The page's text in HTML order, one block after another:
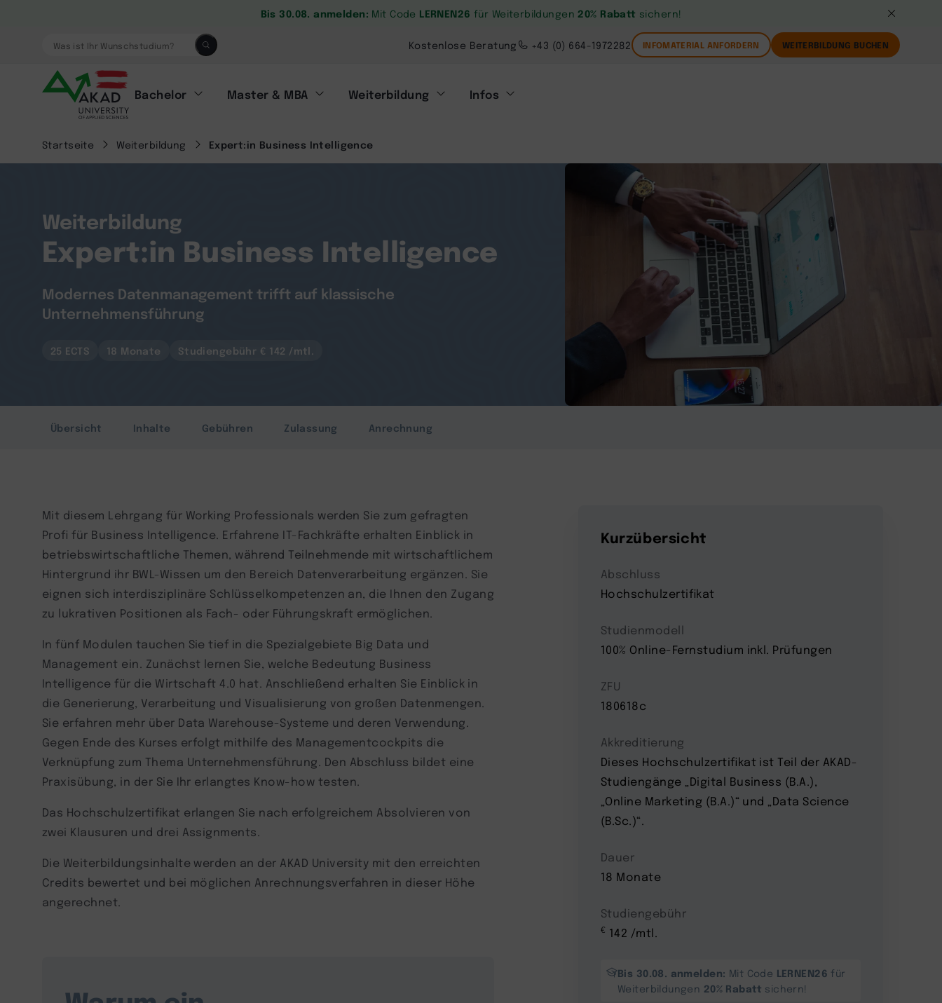
Bis 30.08. anmelden: Mit Code LERNEN26 für Weiterbildungen20% Rabatt sichern!
Was ist Ihr Wunschstudium? Kostenlose Beratung +43 (0) 664-1972282 INFOMATERIAL ANFORDERN WEITERBILDUNG BUCHEN
Bachelor Master & MBA Weiterbildung Infos
Startseite Weiterbildung Expert:in Business Intelligence
Weiterbildung
Expert:in Business Intelligence
Modernes Datenmanagement trifft auf klassische
Unternehmensführung
25 ECTS 18 Monate Studiengebühr € 142 /mtl.
Übersicht Inhalte Gebühren Zulassung Anrechnung
Kurzübersicht
Abschluss
Hochschulzertifikat
Studienmodell
100% Online-Fernstudium inkl. Prüfungen
ZFU
180618c
Akkreditierung
Dieses Hochschulzertifikat ist Teil der AKAD-
Studiengänge „Digital Business (B.A.),
„Online Marketing (B.A.)“ und „Data Science
(B.Sc.)“.
Dauer
18 Monate
Studiengebühr
€ 142 /mtl.
Bis 30.08. anmelden: Mit Code LERNEN26 für
Weiterbildungen 20% Rabatt sichern!
Mit diesem Lehrgang für Working Professionals werden Sie zum gefragten
Profi für Business Intelligence. Erfahrene IT-Fachkräfte erhalten Einblick in
betriebswirtschaftliche Themen, während Teilnehmende mit wirtschaftlichem
Hintergrund ihr BWL-Wissen um den Bereich Datenverarbeitung ergänzen. Sie
eignen sich interdisziplinäre Schlüsselkompetenzen an, die Ihnen den Zugang
zu lukrativen Positionen als Fach- oder Führungskraft ermöglichen.
In fünf Modulen tauchen Sie tief in die Spezialgebiete Big Data und
Management ein. Zunächst lernen Sie, welche Bedeutung Business
Intelligence für die Wirtschaft 4.0 hat. Anschließend erhalten Sie Einblick in
die Generierung, Verarbeitung und Visualisierung von großen Datenmengen.
Sie erfahren mehr über Data Warehouse-Systeme und deren Verwendung.
Gegen Ende des Kurses erfolgt mithilfe des Managementcockpits die
Verknüpfung zum Thema Unternehmensführung. Den Abschluss bildet eine
Praxisübung, in der Sie Ihr erlangtes Know-how testen.
Das Hochschulzertifikat erlangen Sie nach erfolgreichem Absolvieren von
zwei Klausuren und drei Assignments.
Die Weiterbildungsinhalte werden an der AKAD University mit den erreichten
Credits bewertet und bei möglichen Anrechnungsverfahren in dieser Höhe
angerechnet.